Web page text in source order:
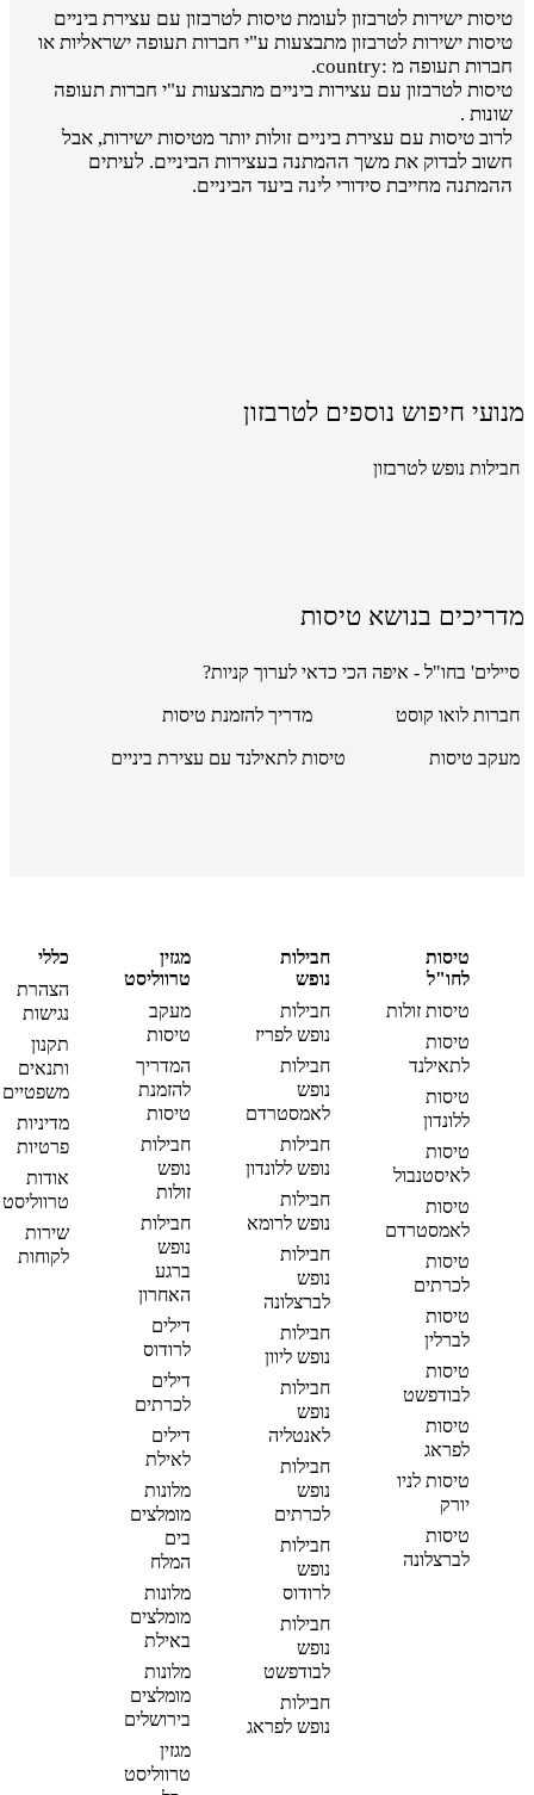
טיסות ישירות לטרבזון לעומת טיסות לטרבזון עם עצירת ביניים
טיסות ישירות לטרבזון מתבצעות ע"י חברות תעופה ישראליות או
חברות תעופה מ :country.
טיסות לטרבזון עם עצירות ביניים מתבצעות ע"י חברות תעופה
שונות .
לרוב טיסות עם עצירת ביניים זולות יותר מטיסות ישירות, אבל
חשוב לבדוק את משך ההמתנה בעצירות הביניים. לעיתים
ההמתנה מחייבת סידורי לינה ביעד הביניים.
מנועי חיפוש נוספים לטרבזון
חבילות נופש לטרבזון
מדריכים בנושא טיסות
סיילים' בחו"ל - איפה הכי כדאי לערוך קניות?
חברות לואו קוסט מדריך להזמנת טיסות
מעקב טיסות טיסות לתאילנד עם עצירת ביניים
טיסות
לחו"ל
טיסות זולות
טיסות
לתאילנד
טיסות
ללונדון
טיסות
לאיסטנבול
טיסות
לאמסטרדם
טיסות
לכרתים
טיסות
לברלין
טיסות
לבודפשט
טיסות
לפראג
טיסות לניו
יורק
טיסות
לברצלונה
חבילות
נופש
חבילות
נופש לפריז
חבילות
נופש
לאמסטרדם
חבילות
נופש ללונדון
חבילות
נופש לרומא
חבילות
נופש
לברצלונה
חבילות
נופש ליוון
חבילות
נופש
לאנטליה
חבילות
נופש
לכרתים
חבילות
נופש
לרודוס
חבילות
נופש
לבודפשט
חבילות
נופש לפראג
מגזין
טרווליסט
מעקב
טיסות
המדריך
להזמנת
טיסות
חבילות
נופש
זולות
חבילות
נופש
ברגע
האחרון
דילים
לרודוס
דילים
לכרתים
דילים
לאילת
מלונות
מומלצים
בים
המלח
מלונות
מומלצים
באילת
מלונות
מומלצים
בירושלים
מגזין
טרווליסט
כללי
הצהרת
נגישות
תקנון
ותנאים
משפטיים
מדיניות
פרטיות
אודות
טרווליסט
שירות
לקוחות